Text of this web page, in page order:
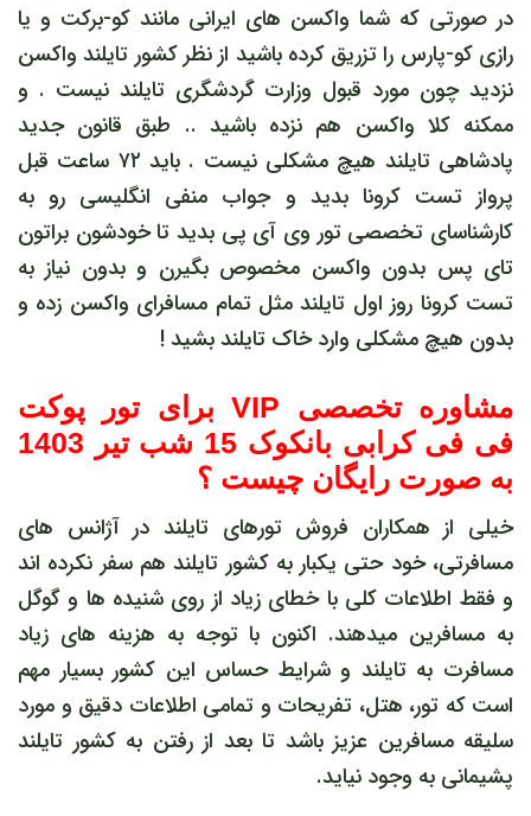
در صورتی که شما واکسن های ایرانی مانند کو-برکت و یا
رازی کو-پارس را تزریق کرده باشید از نظر کشور تایلند واکسن
نزدید چون مورد قبول وزارت گردشگری تایلند نیست . و
ممکنه کلا واکسن هم نزده باشید .. طبق قانون جدید
پادشاهی تایلند هیچ مشکلی نیست . باید ۷۲ ساعت قبل
پرواز تست کرونا بدید و جواب منفی انگلیسی رو به
کارشناسای تخصصی تور وی آی پی بدید تا خودشون براتون
تای پس بدون واکسن مخصوص بگیرن و بدون نیاز به
تست کرونا روز اول تایلند مثل تمام مسافرای واکسن زده و
بدون هیچ مشکلی وارد خاک تایلند بشید !
مشاوره تخصصی VIP برای تور پوکت
فی فی کرابی بانکوک 15 شب تیر 1403
به صورت رایگان چیست ؟
خیلی از همکاران فروش تورهای تایلند در آژانس های
مسافرتی، خود حتی یکبار به کشور تایلند هم سفر نکرده اند
و فقط اطلاعات کلی با خطای زیاد از روی شنیده ها و گوگل
به مسافرین میدهند. اکنون با توجه به هزینه های زیاد
مسافرت به تایلند و شرایط حساس این کشور بسیار مهم
است که تور، هتل، تفریحات و تمامی اطلاعات دقیق و مورد
سلیقه مسافرین عزیز باشد تا بعد از رفتن به کشور تایلند
پشیمانی به وجود نیاید.